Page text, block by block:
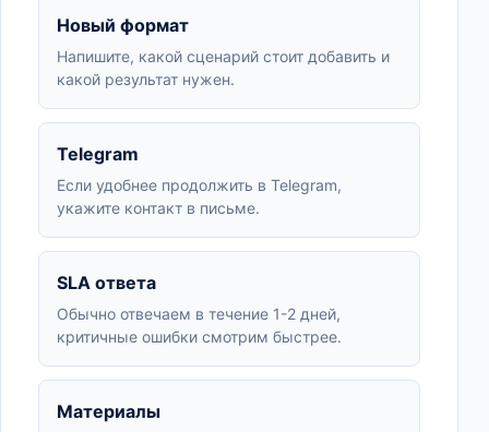
Новый формат
Напишите, какой сценарий стоит добавить и
какой результат нужен.
Telegram
Если удобнее продолжить в Telegram,
укажите контакт в письме.
SLA ответа
Обычно отвечаем в течение 1-2 дней,
критичные ошибки смотрим быстрее.
Материалы